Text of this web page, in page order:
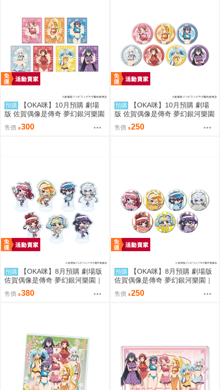
預購
【OKA咪】10月預購 劇場
版 佐賀偶像是傳奇 夢幻銀河樂園
｜壓克力卡片 02/盲抽(7種) 旗袍
泳裝ver. 隨機一款
售價 300
預購
【OKA咪】10月預購 劇場
版 佐賀偶像是傳奇 夢幻銀河樂園
｜徽章 03/盲抽(7種) 旗袍泳裝ve
r. 隨機一款
售價 250
預購
【OKA咪】8月預購 劇場版
佐賀偶像是傳奇 夢幻銀河樂園｜
壓克力迷你立牌 盲抽(7種) 冰淇
淋店ver. 隨機一款
售價 380
預購
【OKA咪】8月預購 劇場版
佐賀偶像是傳奇 夢幻銀河樂園｜
徽章 02/盲抽(7種) 冰淇淋店ver.
隨機一款
售價 250